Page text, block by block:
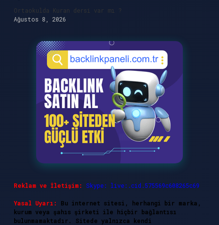
Ortaokulda Kuran dersi var mı ?
Ağustos 8, 2026
Reklam ve İletişim: Skype: live:.cid.575569c608265c69
Yasal Uyarı:
Bu internet sitesi, herhangi bir marka,
kurum veya şahıs şirketi ile hiçbir bağlantısı
bulunmamaktadır. Sitede yalnızca kendi